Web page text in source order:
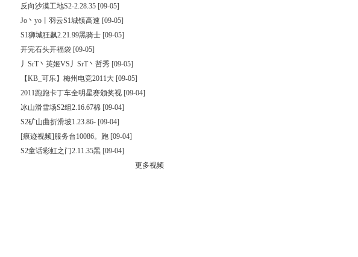
反向沙漠工地S2-2.28.35 [09-05]
Jo丶yo丨羽云S1城镇高速 [09-05]
S1狮城狂飙2.21.99黑骑士 [09-05]
开完石头开福袋 [09-05]
丿SrT丶英姬VS丿SrT丶哲秀 [09-05]
【KB_可乐】梅州电竞2011大 [09-05]
2011跑跑卡丁车全明星赛颁奖视 [09-04]
冰山滑雪场S2组2.16.67棉 [09-04]
S2矿山曲折滑坡1.23.86- [09-04]
[痕迹视频]服务台10086。跑 [09-04]
S2童话彩虹之门2.11.35黑 [09-04]
更多视频